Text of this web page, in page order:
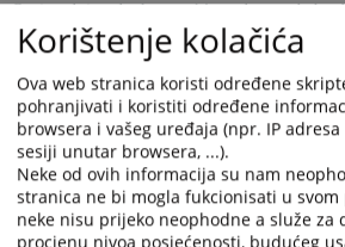
Ovaj sud je od ukupno 14 predmeta
rješavanja prvostupanjskih predmeta na dan
predmeta, što procentualno iznosi
Prikazana vijest je na: Hrvatski jezik
Prateći dokumenti
realizacija plana
Korištenje kolačića
Ova web stranica koristi određene
pohranjivati i koristiti određene
browsera i vašeg uređaja (npr. IP
sesiji unutar browsera, ...).
Neke od ovih informacija su nam
stranica ne bi mogla fukcionisati u
neke nisu prijeko neophodne a služe za
procjenu nivoa posjećenosti, budućeg